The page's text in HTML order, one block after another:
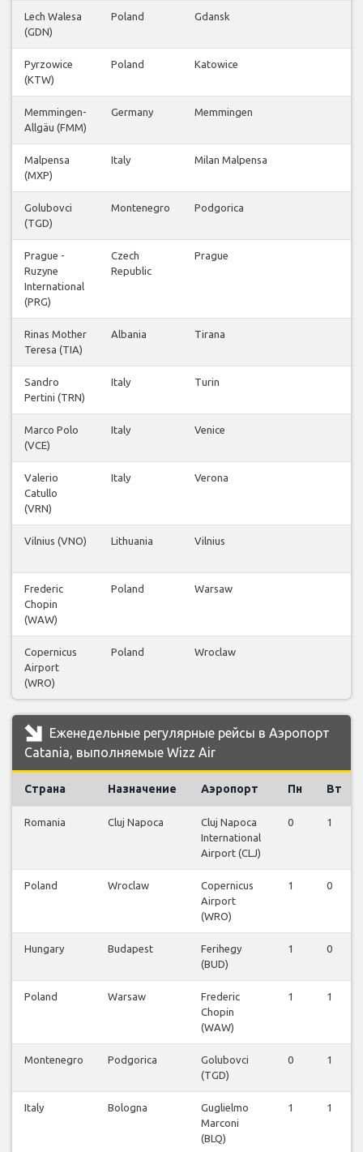
Lech Walesa
(GDN)
Poland Gdansk
Pyrzowice
(KTW)
Poland Katowice
Memmingen-
Allgäu (FMM)
Germany Memmingen
Malpensa
(MXP)
Italy Milan Malpensa
Golubovci
(TGD)
Montenegro Podgorica
Prague -
Ruzyne
International
(PRG)
Czech
Republic
Prague
Rinas Mother
Teresa (TIA)
Albania Tirana
Sandro
Pertini (TRN)
Italy Turin
Marco Polo
(VCE)
Italy Venice
Valerio
Catullo
(VRN)
Italy Verona
Vilnius (VNO) Lithuania Vilnius
Frederic
Chopin
(WAW)
Poland Warsaw
Copernicus
Airport
(WRO)
Poland Wroclaw
Еженедельные регулярные рейсы в Аэропорт
Catania, выполняемые Wizz Air
Страна Назначение Аэропорт Пн Вт
Romania Cluj Napoca
Cluj Napoca
International
Airport (CLJ)
0 1
Poland Wroclaw
Copernicus
Airport
(WRO)
1 0
Hungary Budapest
Ferihegy
(BUD)
1 0
Poland Warsaw
Frederic
Chopin
(WAW)
1 1
Montenegro Podgorica
Golubovci
(TGD)
0 1
Italy Bologna
Guglielmo
Marconi
(BLQ)
1 1